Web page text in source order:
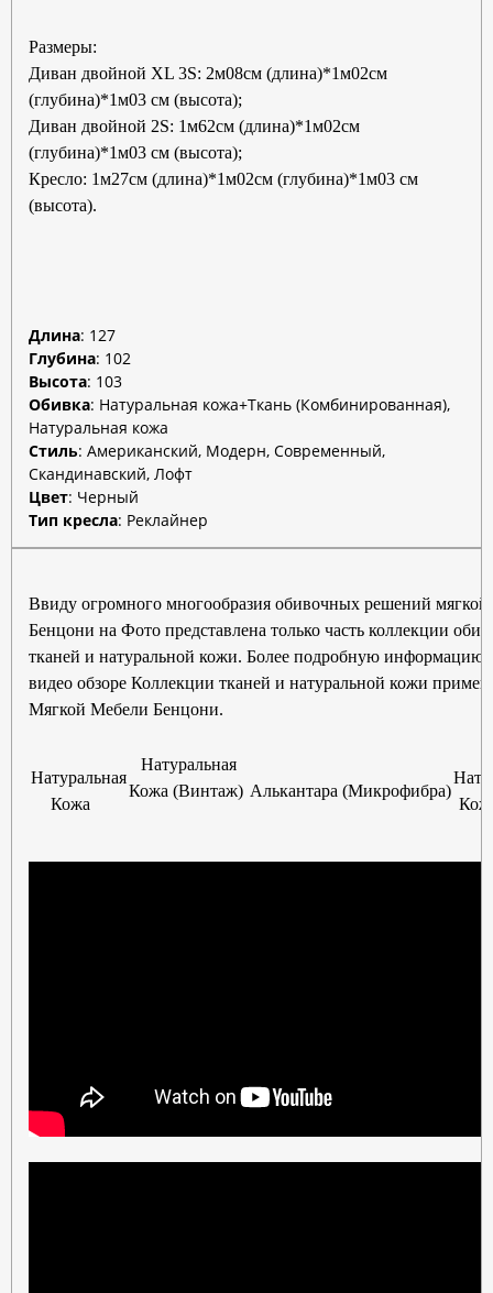
Размеры:
Диван двойной XL 3S: 2м08см (длина)*1м02см
(глубина)*1м03 см (высота);
Диван двойной 2S: 1м62см (длина)*1м02см
(глубина)*1м03 см (высота);
Кресло: 1м27см (длина)*1м02см (глубина)*1м03 см
(высота).
Длина: 127
Глубина: 102
Высота: 103
Обивка: Натуральная кожа+Ткань (Комбинированная),
Натуральная кожа
Стиль: Американский, Модерн, Современный,
Скандинавский, Лофт
Цвет: Черный
Тип кресла: Реклайнер
Ввиду огромного многообразия обивочных решений мягкой
Бенцони на Фото представлена только часть коллекции
тканей и натуральной кожи. Более подробную информацию
видео обзоре Коллекции тканей и натуральной кожи
Мягкой Мебели Бенцони.
Натуральная
Кожа
Натуральная
Кожа (Винтаж) Алькантара (Микрофибра)